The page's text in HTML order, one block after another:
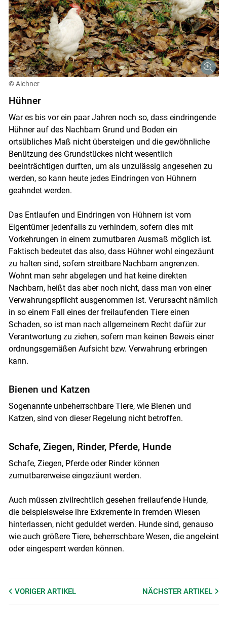
Skip to main content
© Aichner
Hühner
War es bis vor ein paar Jahren noch so, dass eindringende
Hühner auf des Nachbarn Grund und Boden ein
ortsübliches Maß nicht übersteigen und die gewöhnliche
Benützung des Grundstückes nicht wesentlich
beeinträchtigen durften, um als unzulässig angesehen zu
werden, so kann heute jedes Eindringen von Hühnern
geahndet werden.
Das Entlaufen und Eindringen von Hühnern ist vom
Eigentümer jedenfalls zu verhindern, sofern dies mit
Vorkehrungen in einem zumutbaren Ausmaß möglich ist.
Faktisch bedeutet das also, dass Hühner wohl eingezäunt
zu halten sind, sofern streitbare Nachbarn angrenzen.
Wohnt man sehr abgelegen und hat keine direkten
Nachbarn, heißt das aber noch nicht, dass man von einer
Verwahrungspflicht ausgenommen ist. Verursacht nämlich
in so einem Fall eines der freilaufenden Tiere einen
Schaden, so ist man nach allgemeinem Recht dafür zur
Verantwortung zu ziehen, sofern man keinen Beweis einer
ordnungsgemäßen Aufsicht bzw. Verwahrung erbringen
kann.
Bienen und Katzen
Sogenannte unbeherrschbare Tiere, wie Bienen und
Katzen, sind von dieser Regelung nicht betroffen.
Schafe, Ziegen, Rinder, Pferde, Hunde
Schafe, Ziegen, Pferde oder Rinder können
zumutbarerweise eingezäunt werden.
Auch müssen zivilrechtlich gesehen freilaufende Hunde,
die beispielsweise ihre Exkremente in fremden Wiesen
hinterlassen, nicht geduldet werden. Hunde sind, genauso
wie auch größere Tiere, beherrschbare Wesen, die angeleint
oder eingesperrt werden können.
VORIGER ARTIKEL NÄCHSTERARTIKEL